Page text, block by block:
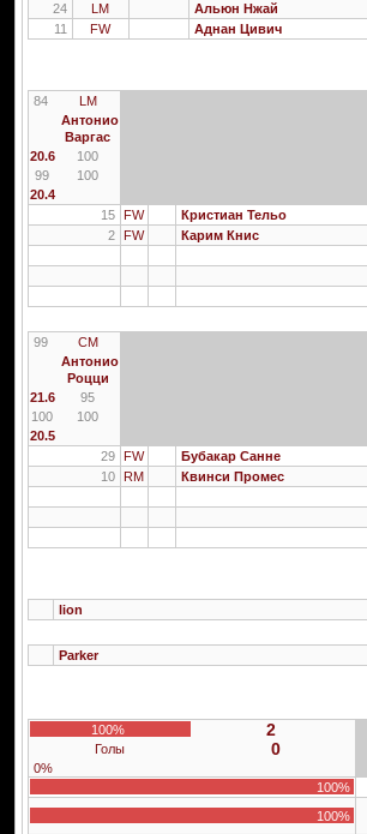
24
LM Альюн Нжай
11
FW Аднан Цивич
84
LM
Антонио
Варгас
20.6
100
99
100
20.4
15
FW
Кристиан Тельо
2
FW Карим Книс
99
CM
Антонио
Роцци
21.6
95
100
100
20.5
29
FW
Бубакар Санне
10
RM Квинси Промес
lion
Parker
100% 2
Голы 0
0%
100%
100%